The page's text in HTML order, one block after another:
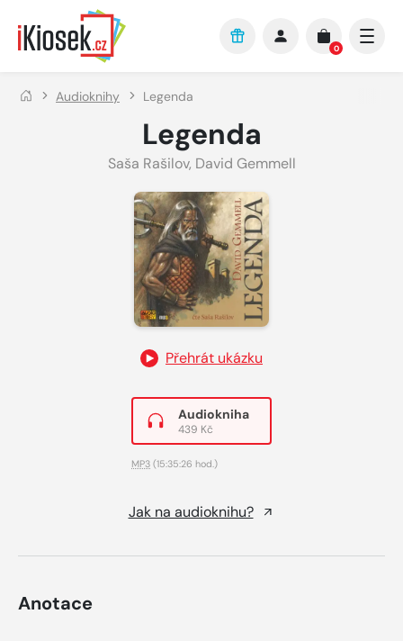
Přejít na hlavní obsah
0
Audioknihy Legenda
Legenda
Saša Rašilov, David Gemmell
Přehrát ukázku
Audiokniha
439 Kč
MP3 (15:35:26 hod.)
Jak na audioknihu?
Anotace